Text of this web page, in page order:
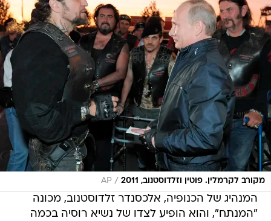
מקורב לקרמלין. פוטין וזלדוסטנוב, 2011 /
AP
המנהיג של הכנופיה, אלכסנדר זלדוסטנוב, מכונה
"המנתח", והוא הופיע לצדו של נשיא רוסיה בכמה